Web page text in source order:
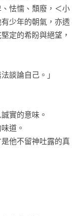
怯懦、頹廢，＜小
少年的朝氣，亦透
定的希盼與絕望，
談論自己。」
實的意味。
道。
他不留神吐露的真